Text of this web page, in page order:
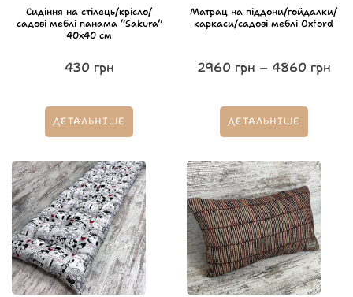
Сидіння на стілець/крісло/
садові меблі панама “Sakura”
40х40 см
430 грн
ДЕТАЛЬНІШЕ
Матрац на піддони/гойдалки/
каркаси/садові меблі Oxford
2960 грн – 4860 грн
ДЕТАЛЬНІШЕ